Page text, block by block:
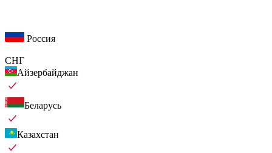
Россия
СНГ
Айзербайджан
Беларусь
Казахстан